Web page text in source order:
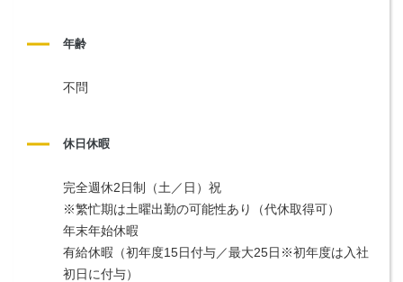
年齢
不問
休日休暇
完全週休2日制（土／日）祝
※繁忙期は土曜出勤の可能性あり（代休取得可）
年末年始休暇
有給休暇（初年度15日付与／最大25日※初年度は入社
初日に付与）